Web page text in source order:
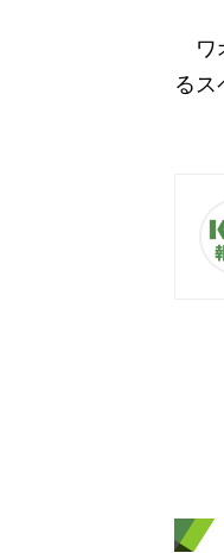
ワ
るス